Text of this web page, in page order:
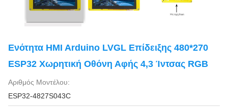
Ενότητα HMI Arduino LVGL Επίδειξης 480*270
ESP32 Χωρητική Οθόνη Αφής 4,3 Ίντσας RGB
Αριθμός Μοντέλου:
ESP32-4827S043C